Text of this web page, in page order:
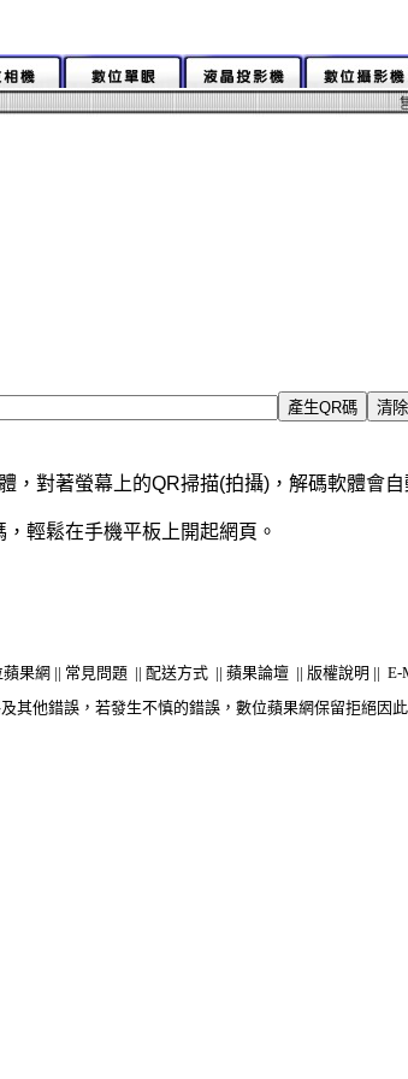
，對著螢幕上的QR掃描(拍攝)，解碼軟體會
輕鬆在手機平板上開起網頁。
蘋果網 || 常見問題 || 配送方式 || 蘋果論壇 || 版權說明 || E-
其他錯誤，若發生不慎的錯誤，數位蘋果網保留拒絕因